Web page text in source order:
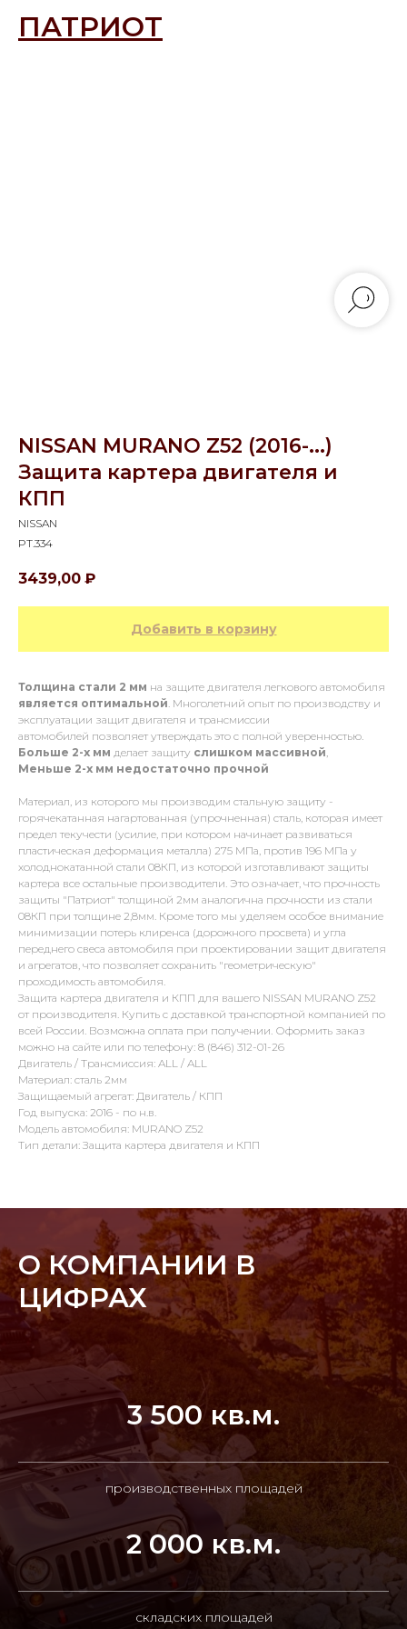
ПАТРИОТ
NISSAN MURANO Z52 (2016-...)
Защита картера двигателя и
КПП
NISSAN
PT.334
3439,00 ₽
Добавить в корзину
Толщина стали 2 мм на защите двигателя легкового автомобиля
является оптимальной. Многолетний опыт по производству и
эксплуатации защит двигателя и трансмиссии
автомобилей позволяет утверждать это с полной уверенностью.
Больше 2-х мм делает защиту слишком массивной,
Меньше 2-х мм недостаточно прочной
Материал, из которого мы производим стальную защиту -
горячекатанная нагартованная (упрочненная) сталь, которая имеет
предел текучести (усилие, при котором начинает развиваться
пластическая деформация металла) 275 МПа, против 196 МПа у
холоднокатанной стали 08КП, из которой изготавливают защиты
картера все остальные производители. Это означает, что прочность
защиты "Патриот" толщиной 2мм аналогична прочности из стали
08КП при толщине 2,8мм. Кроме того мы уделяем особое внимание
минимизации потерь клиренса (дорожного просвета) и угла
переднего свеса автомобиля при проектировании защит двигателя
и агрегатов, что позволяет сохранить "геометрическую"
проходимость автомобиля.
Защита картера двигателя и КПП для вашего NISSAN MURANO Z52
от производителя. Купить с доставкой транспортной компанией по
всей России. Возможна оплата при получении. Оформить заказ
можно на сайте или по телефону: 8 (846) 312-01-26
Двигатель / Трансмиссия: ALL / ALL
Материал: сталь 2мм
Защищаемый агрегат: Двигатель / КПП
Год выпуска: 2016 - по н.в.
Модель автомобиля: MURANO Z52
Тип детали: Защита картера двигателя и КПП
О КОМПАНИИ В
ЦИФРАХ
3 500 кв.м.
производственных площадей
2 000 кв.м.
складских площадей